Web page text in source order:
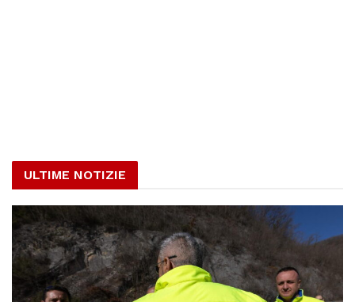
ULTIME NOTIZIE